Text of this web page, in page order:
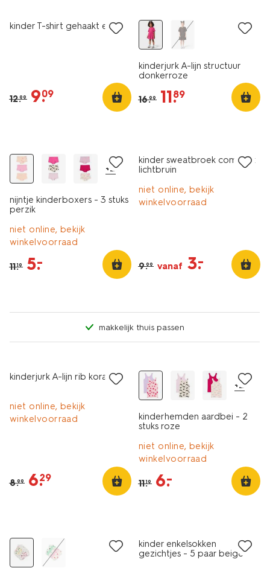
kinder T-shirt gehaakt ecru
12.99 9.
09
kinderjurk A-lijn structuur
donkerroze
16.99 11.
89
+2
nijntje kinderboxers - 3 stuks
perzik
niet online, bekijk
winkelvoorraad
11.19 5.
–
kinder sweatbroek comfy fit
lichtbruin
niet online, bekijk
winkelvoorraad
9.99 vanaf 3.
–
makkelijk thuis passen
kinderjurk A-lijn rib koraal
niet online, bekijk
winkelvoorraad
8.99 6.
29
2 stuks
+2
kinderhemden aardbei - 2
stuks roze
niet online, bekijk
winkelvoorraad
11.19 6.
–
kinder enkelsokken
gezichtjes - 5 paar beige